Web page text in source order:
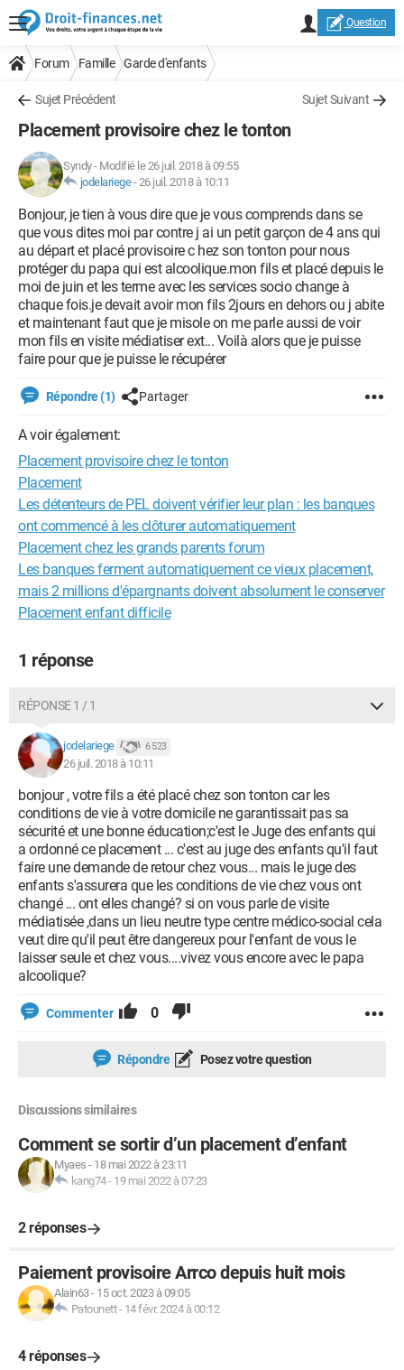
Question
Forum Famille Garde d'enfants
Sujet Précédent Sujet Suivant
Placement provisoire chez le tonton
Syndy- Modifié le 26 juil. 2018 à 09:55
jodelariege-26 juil. 2018 à 10:11
Bonjour, je tien à vous dire que je vous comprends dans se
que vous dites moi par contre j ai un petit garçon de 4 ans qui
au départ et placé provisoire c hez son tonton pour nous
protéger du papa qui est alcoolique.mon fils et placé depuis le
moi de juin et les terme avec les services socio change à
chaque fois.je devait avoir mon fils 2jours en dehors ou j abite
et maintenant faut que je misole on me parle aussi de voir
mon fils en visite médiatiser ext... Voilà alors que je puisse
faire pour que je puisse le récupérer
Répondre (1) Partager
A voir également:
Placement provisoire chez le tonton
Placement
Les détenteurs de PEL doivent vérifier leur plan : les banques
ont commencé à les clôturer automatiquement
Placement chez les grands parents forum
Les banques ferment automatiquement ce vieux placement,
mais 2 millions d'épargnants doivent absolument le conserver
Placement enfant difficile
1 réponse
RÉPONSE 1 / 1
jodelariege 6 523
26 juil. 2018 à 10:11
bonjour , votre fils a été placé chez son tonton car les
conditions de vie à votre domicile ne garantissait pas sa
sécurité et une bonne éducation;c'est le Juge des enfants qui
a ordonné ce placement ... c'est au juge des enfants qu'il faut
faire une demande de retour chez vous... mais le juge des
enfants s'assurera que les conditions de vie chez vous ont
changé ... ont elles changé? si on vous parle de visite
médiatisée ,dans un lieu neutre type centre médico-social cela
veut dire qu'il peut être dangereux pour l'enfant de vous le
laisser seule et chez vous....vivez vous encore avec le papa
alcoolique?
Commenter 0
Répondre Posez votre question
Discussions similaires
Comment se sortir d’un placement d’enfant
Myaes - 18 mai 2022 à 23:11
kang74- 19 mai 2022 à 07:23
2 réponses
Paiement provisoire Arrco depuis huit mois
Alain63- 15 oct. 2023 à 09:05
Patounett- 14 févr. 2024 à 00:12
4 réponses